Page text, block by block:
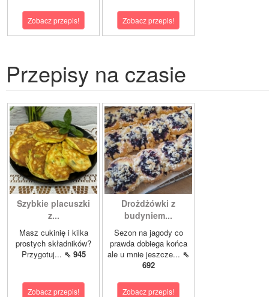
Zobacz przepis! Zobacz przepis!
Przepisy na czasie
Szybkie placuszki
z...
Masz cukinię i kilka
prostych składników?
Przygotuj... ⇖ 945
Zobacz przepis!
Drożdżówki z
budyniem...
Sezon na jagody co
prawda dobiega końca
ale u mnie jeszcze... ⇖
692
Zobacz przepis!